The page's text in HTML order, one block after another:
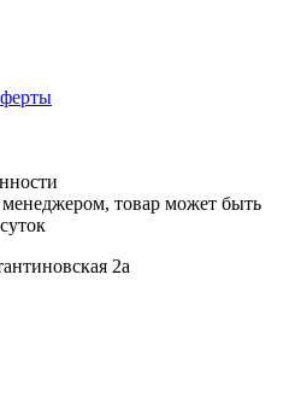
менеджером, товар может быть
2а